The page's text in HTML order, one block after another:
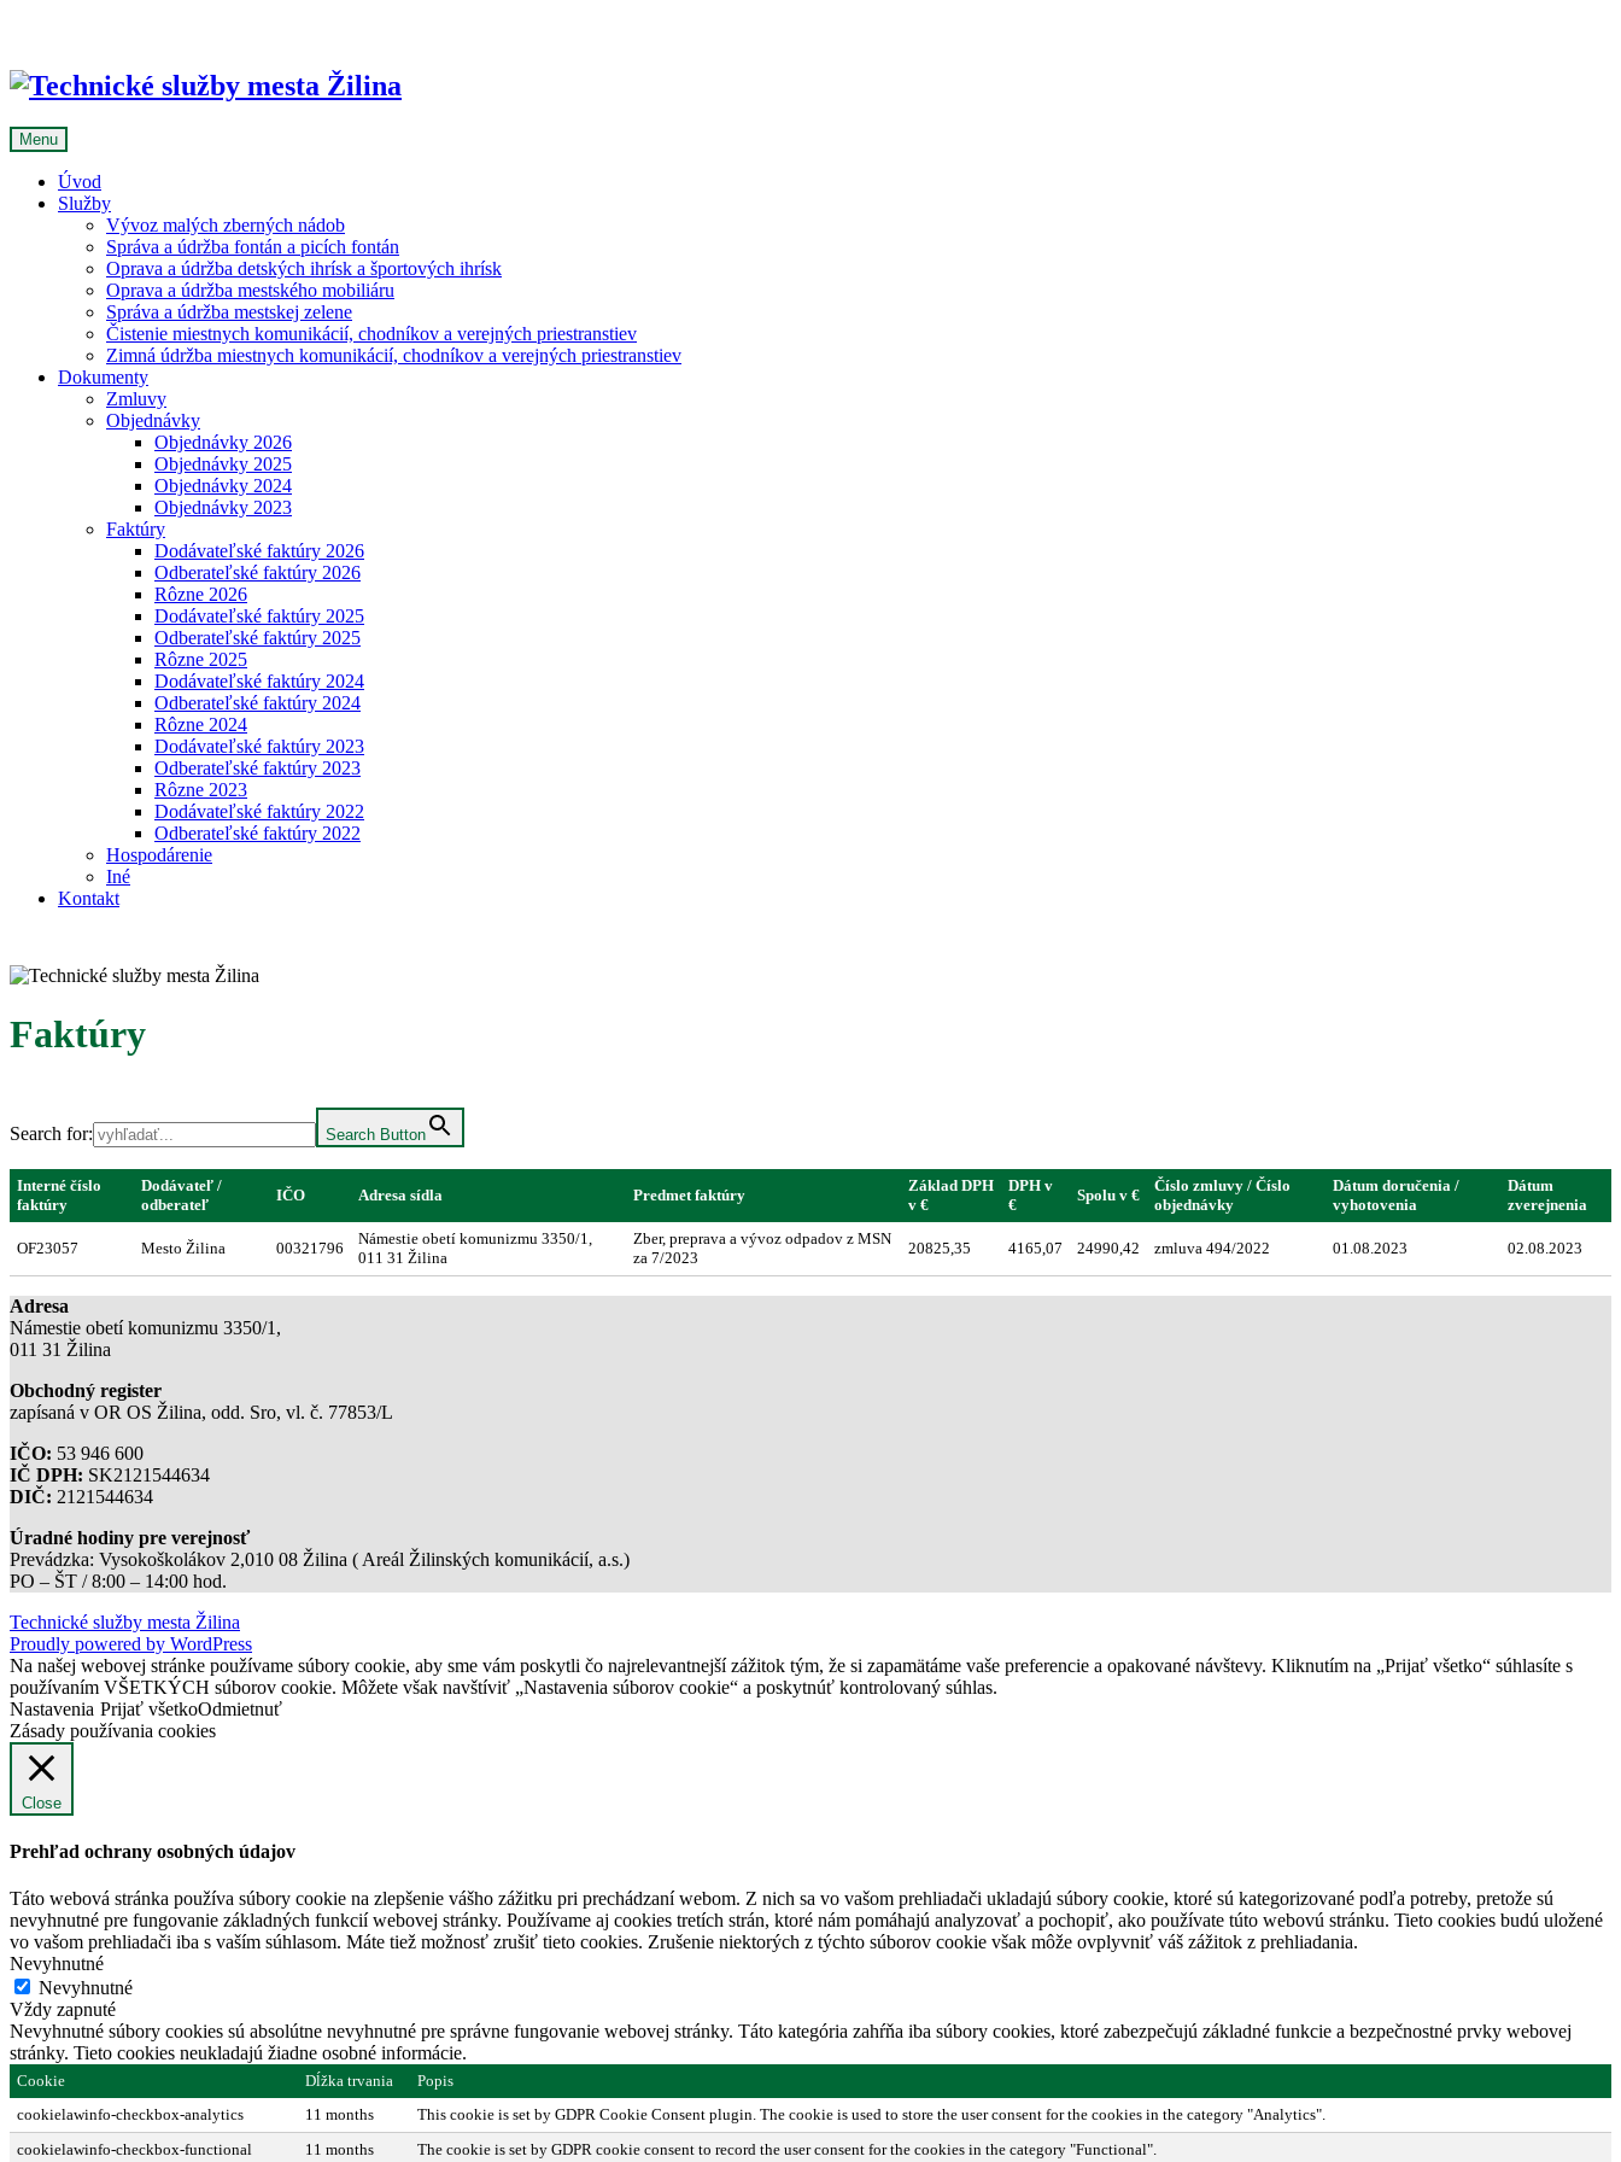
Menu
Úvod
Služby
Vývoz malých zberných nádob
Správa a údržba fontán a picích fontán
Oprava a údržba detských ihrísk a športových ihrísk
Oprava a údržba mestského mobiliáru
Správa a údržba mestskej zelene
Čistenie miestnych komunikácií, chodníkov a verejných priestranstiev
Zimná údržba miestnych komunikácií, chodníkov a verejných priestranstiev
Dokumenty
Zmluvy
Objednávky
Objednávky 2026
Objednávky 2025
Objednávky 2024
Objednávky 2023
Faktúry
Dodávateľské faktúry 2026
Odberateľské faktúry 2026
Rôzne 2026
Dodávateľské faktúry 2025
Odberateľské faktúry 2025
Rôzne 2025
Dodávateľské faktúry 2024
Odberateľské faktúry 2024
Rôzne 2024
Dodávateľské faktúry 2023
Odberateľské faktúry 2023
Rôzne 2023
Dodávateľské faktúry 2022
Odberateľské faktúry 2022
Hospodárenie
Iné
Kontakt
Faktúry
Search for: Search Button
Interné číslo
faktúry
Dodávateľ /
odberateľ
IČO Adresa sídla Predmet faktúry
Základ DPH
v €
DPH v
€
Spolu v €
Číslo zmluvy / Číslo
objednávky
Dátum doručenia /
vyhotovenia
Dátum
zverejnenia
OF23057 Mesto Žilina 00321796
Námestie obetí komunizmu 3350/1,
011 31 Žilina
Zber, preprava a vývoz odpadov z MSN
za 7/2023
20825,35 4165,07 24990,42 zmluva 494/2022 01.08.2023 02.08.2023
Adresa
Námestie obetí komunizmu 3350/1,
011 31 Žilina
Obchodný register
zapísaná v OR OS Žilina, odd. Sro, vl. č. 77853/L
IČO: 53 946 600
IČ DPH: SK2121544634
DIČ: 2121544634
Úradné hodiny pre verejnosť
Prevádzka: Vysokoškolákov 2,010 08 Žilina ( Areál Žilinských komunikácií, a.s.)
PO – ŠT / 8:00 – 14:00 hod.
Technické služby mesta Žilina
Proudly powered by WordPress
Na našej webovej stránke používame súbory cookie, aby sme vám poskytli čo najrelevantnejší zážitok tým, že si zapamätáme vaše preferencie a opakované návštevy. Kliknutím na „Prijať všetko“ súhlasíte s
používaním VŠETKÝCH súborov cookie. Môžete však navštíviť „Nastavenia súborov cookie“ a poskytnúť kontrolovaný súhlas.
Nastavenia Prijať všetkoOdmietnuť
Zásady používania cookies
Close
Prehľad ochrany osobných údajov
Táto webová stránka používa súbory cookie na zlepšenie vášho zážitku pri prechádzaní webom. Z nich sa vo vašom prehliadači ukladajú súbory cookie, ktoré sú kategorizované podľa potreby, pretože sú
nevyhnutné pre fungovanie základných funkcií webovej stránky. Používame aj cookies tretích strán, ktoré nám pomáhajú analyzovať a pochopiť, ako používate túto webovú stránku. Tieto cookies budú uložené
vo vašom prehliadači iba s vaším súhlasom. Máte tiež možnosť zrušiť tieto cookies. Zrušenie niektorých z týchto súborov cookie však môže ovplyvniť váš zážitok z prehliadania.
Nevyhnutné
Nevyhnutné
Vždy zapnuté
Nevyhnutné súbory cookies sú absolútne nevyhnutné pre správne fungovanie webovej stránky. Táto kategória zahŕňa iba súbory cookies, ktoré zabezpečujú základné funkcie a bezpečnostné prvky webovej
stránky. Tieto cookies neukladajú žiadne osobné informácie.
Cookie Dĺžka trvania
Popis
cookielawinfo-checkbox-analytics
11 months
This cookie is set by GDPR Cookie Consent plugin. The cookie is used to store the user consent for the cookies in the category "Analytics".
cookielawinfo-checkbox-functional
11 months The cookie is set by GDPR cookie consent to record the user consent for the cookies in the category "Functional".